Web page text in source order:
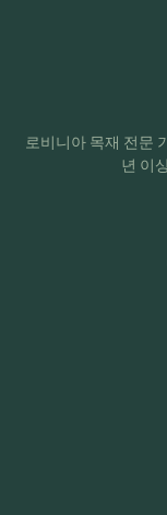
로비니아 목재 전문
년 이